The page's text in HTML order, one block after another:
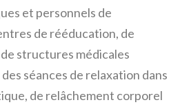
et personnels de
de rééducation, de
structures médicales
séances de relaxation dans
de relâchement corporel